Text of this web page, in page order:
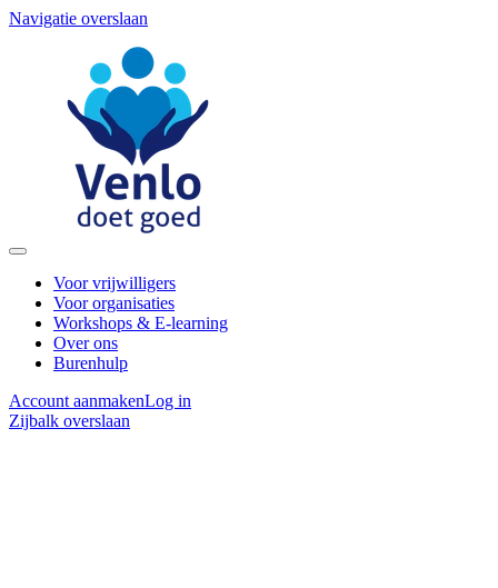
Navigatie overslaan
Voor vrijwilligers
Voor organisaties
Workshops & E-learning
Over ons
Burenhulp
Account aanmakenLog in
Zijbalk overslaan